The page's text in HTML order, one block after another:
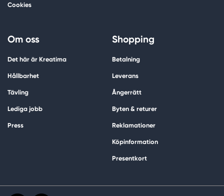
Cookies
Om oss
Det här är Kreatima
Hållbarhet
Tävling
Lediga jobb
Press
Shopping
Betalning
Leverans
Ångerrätt
Byten & returer
Reklamationer
Köpinformation
Presentkort